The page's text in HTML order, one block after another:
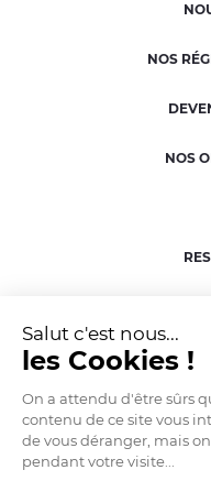
NOS
NOS
KIT
Salut c'est nous...
les Cookies !
On a attendu d'être sûrs
contenu de ce site vous
de vous déranger, mais
pendant votre visite...